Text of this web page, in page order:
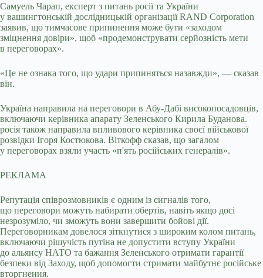
Самуель Чарап, експерт з питань росії та України
у вашингтонській дослідницькій організації RAND Corporation
заявив, що тимчасове припинення може бути «заходом
зміцнення довіри», щоб «продемонструвати серйозність мети
в переговорах».
«Це не ознака того, що удари припиняться назавжди», — сказав
він.
Україна направила на переговори в Абу-Дабі високопосадовців,
включаючи керівника апарату Зеленського Кирила Буданова.
росія також направила впливового керівника своєї військової
розвідки Ігоря Костюкова. Віткофф сказав, що загалом
у переговорах взяли участь «п'ять російських генералів».
РЕКЛАМА
Репутація співрозмовників є одним із сигналів того,
що переговори можуть набирати обертів, навіть якщо досі
незрозуміло, чи зможуть вони завершити бойові дії.
Переговорникам довелося зіткнутися з широким колом питань,
включаючи рішучість путіна не допустити вступу України
до альянсу НАТО та бажання Зеленського отримати гарантії
безпеки від Заходу, щоб допомогти стримати майбутнє російське
вторгнення.